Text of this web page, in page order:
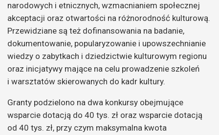
narodowych i etnicznych, wzmacnianiem społecznej
akceptacji oraz otwartości na różnorodność kulturową.
Przewidziane są też dofinansowania na badanie,
dokumentowanie, popularyzowanie i upowszechnianie
wiedzy o zabytkach i dziedzictwie kulturowym regionu
oraz inicjatywy mające na celu prowadzenie szkoleń
i warsztatów skierowanych do kadr kultury.
Granty podzielono na dwa konkursy obejmujące
wsparcie dotacją do 40 tys. zł oraz wsparcie dotacją
od 40 tys. zł, przy czym maksymalna kwota